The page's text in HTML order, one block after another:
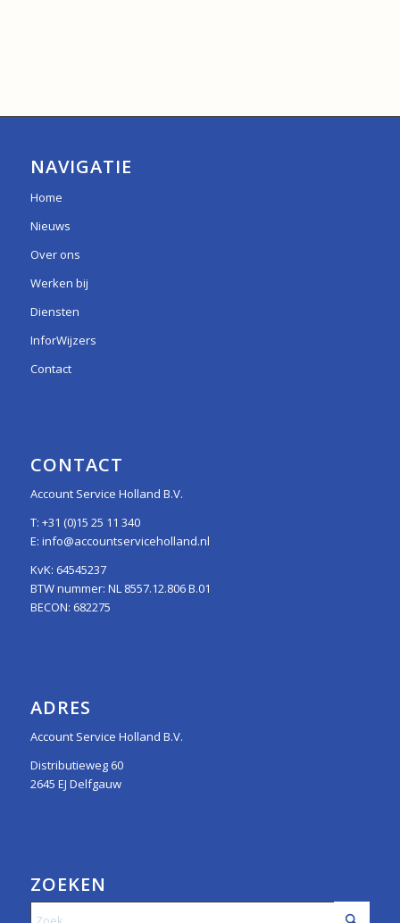
NAVIGATIE
Home
Nieuws
Over ons
Werken bij
Diensten
InforWijzers
Contact
CONTACT
Account Service Holland B.V.
T: +31 (0)15 25 11 340
E: info@accountserviceholland.nl
KvK: 64545237
BTW nummer: NL 8557.12.806 B.01
BECON: 682275
ADRES
Account Service Holland B.V.
Distributieweg 60
2645 EJ Delfgauw
ZOEKEN